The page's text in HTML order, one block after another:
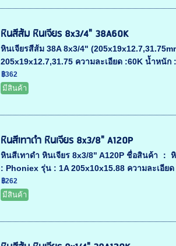
หินสีส้ม หินเจียร 8x3/4" 38A60K
หินเจียรสีส้ม 38A 8x3/4"
205x19x12.7,31.75 ความละเอียด :60K น้ำหนัก
฿362
มีสินค้า
หินสีเทาดำ หินเจียร 8x3/8" A120P
หินสีเทาดำ หินเจียร 8x3/8" A120P ชื่อสินค้า ：
: Phoniex รุ่น : 1A 205x10x15.88 ความละเอีย
฿262
มีสินค้า